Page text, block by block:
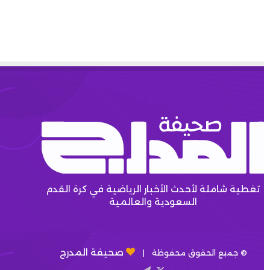
تغطية شاملة لأحدث الأخبار الرياضية في كرة القدم
السعودية والعالمية
© جميع الحقوق محفوظة |
صحيفة المدرج